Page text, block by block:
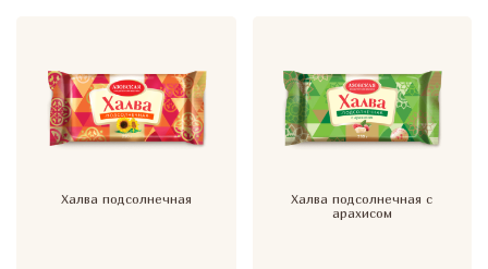
Халва подсолнечная
Халва подсолнечная с
арахисом